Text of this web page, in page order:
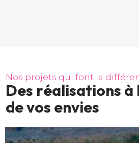
Nos projets q ui font la différe
Des réalisations à
devos envies